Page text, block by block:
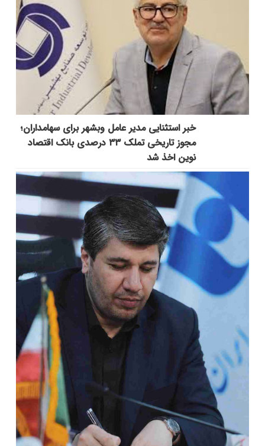
خبر استثنایی مدیر عامل وبشهر برای سهامداران؛
مجوز تاریخی تملک ۳۳ درصدی بانک اقتصاد
نوین اخذ شد